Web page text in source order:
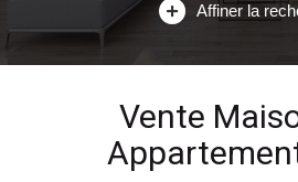
Affiner la
Vente